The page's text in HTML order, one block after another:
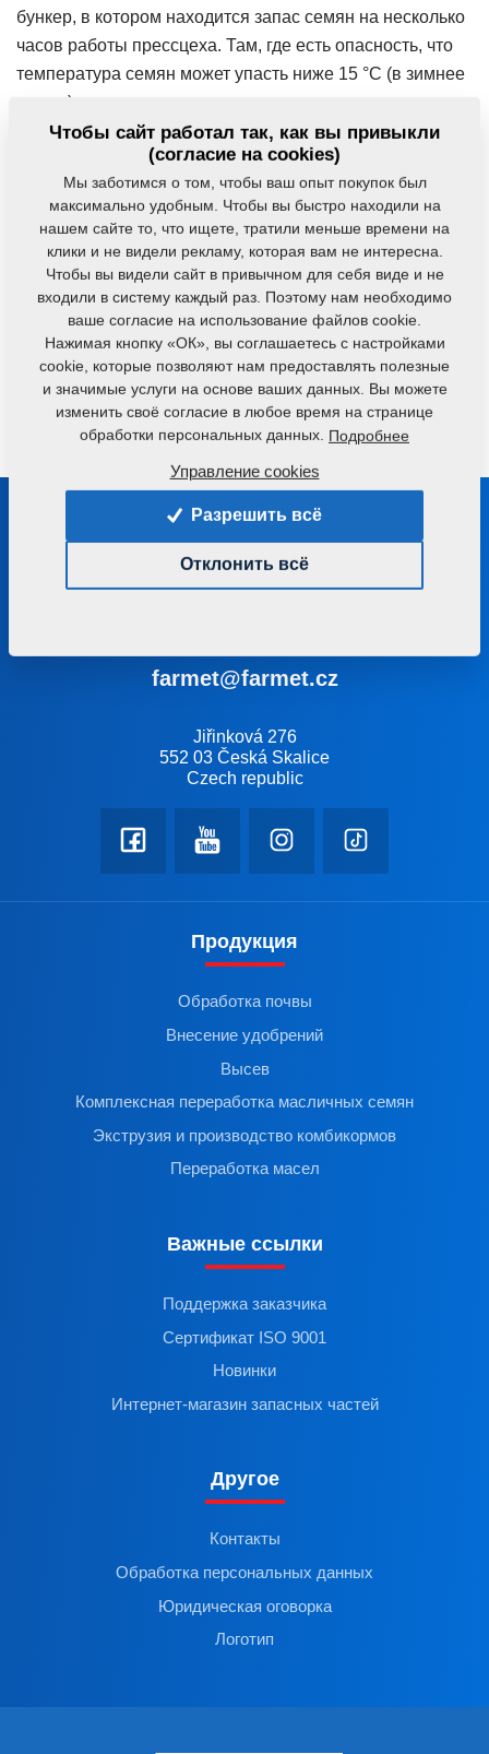
бункер, в котором находится запас семян на несколько
часов работы прессцеха. Там, где есть опасность, что
температура семян может упасть ниже 15 °C (в зимнее
время), рекомендуем доукомплектовать технологию
температурной стабилизацией семян. Семена из
промежуточного бункера непрерывно поступают в
форпресс. Этот транспортный путь мы рекомендуем
доукомплектовать оборудованием очистки семян.
Также можно дополнить технологию на входе весами
непрерывного взвешивания и рушально-веечным
оборудованием. Семена поступают в форпресс, где
они постепенно сжимаются. В полученном масле
содержатся физические примеси (фуз), поэтому оно
нуждается в сепарации и фильтрации. Жмых
транспортируется к месту хранения.
Будьте с нами в контакте
Мы посоветуем Вам, как правильно выбрать машину
farmet@farmet.cz
Jiřinková 276
552 03 Česká Skalice
Czech republic
Продукция
Обработка почвы
Внесение удобрений
Высев
Комплексная переработка масличных семян
Экструзия и производство комбикормов
Переработка масел
Важные ссылки
Поддержка заказчика
Сертификат ISO 9001
Новинки
Интернет-магазин запасных частей
Другое
Контакты
Обработка персональных данных
Юридическая оговорка
Логотип
Чтобы сайт работал так, как вы привыкли
(согласие на cookies)
Мы заботимся о том, чтобы ваш опыт покупок был
максимально удобным. Чтобы вы быстро находили на
нашем сайте то, что ищете, тратили меньше времени на
клики и не видели рекламу, которая вам не интересна.
Чтобы вы видели сайт в привычном для себя виде и не
входили в систему каждый раз. Поэтому нам необходимо
ваше согласие на использование файлов cookie.
Нажимая кнопку «ОК», вы соглашаетесь с настройками
cookie, которые позволяют нам предоставлять полезные
и значимые услуги на основе ваших данных. Вы можете
изменить своё согласие в любое время на странице
обработки персональных данных. Подробнее
Управление cookies
Разрешить всё
Отклонить всё